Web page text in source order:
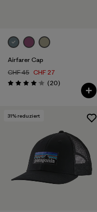
Airfarer Cap
CHF 45 CHF 27
Bewertung: 4.1 / 5
(20Rezensionen
)
31% reduziert